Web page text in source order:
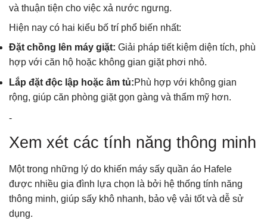
và thuận tiện cho việc xả nước ngưng.
Hiện nay có hai kiểu bố trí phổ biến nhất:
Đặt chồng lên máy giặt: Giải pháp tiết kiệm diện tích, phù
hợp với căn hộ hoặc không gian giặt phơi nhỏ.
Lắp đặt độc lập hoặc âm tủ:Phù hợp với không gian
rộng, giúp căn phòng giặt gọn gàng và thẩm mỹ hơn.
-
Xem xét các tính năng thông minh
Một trong những lý do khiến máy sấy quần áo Hafele
được nhiều gia đình lựa chọn là bởi hệ thống tính năng
thông minh, giúp sấy khô nhanh, bảo vệ vải tốt và dễ sử
dụng.